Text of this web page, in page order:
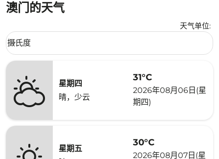
澳门的天气
天气单位:
Weather unit option 摄氏度 Selected
摄氏度
keyboard_arrow_down
星期四
晴，少云
31°C
2026年08月06日(星
期四)
星期五
30°C
2026年08月07日(星